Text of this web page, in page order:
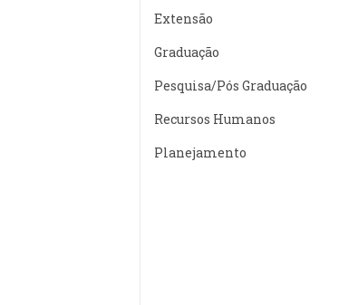
Extensão
Graduação
Pesquisa/Pós Graduação
Recursos Humanos
Planejamento